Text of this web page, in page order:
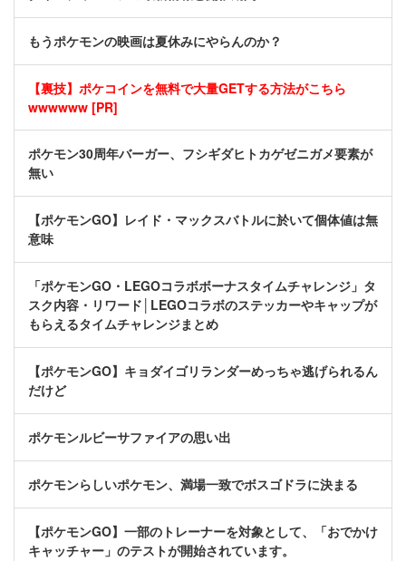
もうポケモンの映画は夏休みにやらんのか？
【裏技】ポケコインを無料で大量GETする方法がこちら
wwwwww [PR]
ポケモン30周年バーガー、フシギダヒトカゲゼニガメ要素が
無い
【ポケモンGO】レイド・マックスバトルに於いて個体値は無
意味
「ポケモンGO・LEGOコラボボーナスタイムチャレンジ」タ
スク内容・リワード│LEGOコラボのステッカーやキャップが
もらえるタイムチャレンジまとめ
【ポケモンGO】キョダイゴリランダーめっちゃ逃げられるん
だけど
ポケモンルビーサファイアの思い出
ポケモンらしいポケモン、満場一致でボスゴドラに決まる
【ポケモンGO】一部のトレーナーを対象として、「おでかけ
キャッチャー」のテストが開始されています。